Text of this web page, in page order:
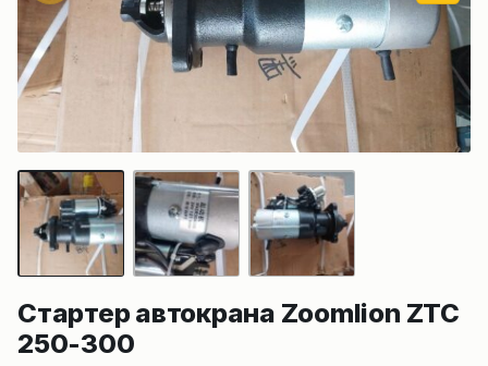
Стартер автокрана Zoomlion ZTC
250-300